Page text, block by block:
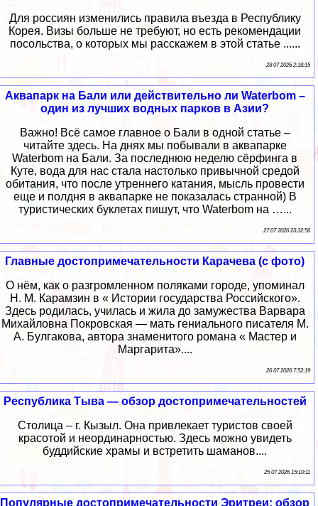
Для россиян изменились правила въезда в Республику
Корея. Визы больше не требуют, но есть рекомендации
посольства, о которых мы расскажем в этой статье ......
28 07 2026 2:18:15
Аквапарк на Бали или действительно ли Waterbom –
один из лучших водных парков в Азии?
Важно! Всё самое главное о Бали в одной статье –
читайте здесь. На днях мы побывали в аквапарке
Waterbom на Бали. За последнюю неделю сёрфинга в
Куте, вода для нас стала настолько привычной средой
обитания, что после утреннего катания, мысль провести
еще и полдня в аквапарке не показалась странной) В
туристических буклетах пишут, что Waterbom на …...
27 07 2026 23:32:56
Главные достопримечательности Карачева (с фото)
О нём, как о разгромленном поляками городе, упоминал
Н. М. Карамзин в « Истории государства Российского».
Здесь родилась, училась и жила до замужества Варвара
Михайловна Покровская — мать гениального писателя М.
А. Булгакова, автора знаменитого романа « Мастер и
Маргарита»....
26 07 2026 7:52:19
Республика Тыва — обзор достопримечательностей
Столица – г. Кызыл. Она привлекает туристов своей
красотой и неординарностью. Здесь можно увидеть
буддийские храмы и встретить шаманов....
25 07 2026 15:10:11
Популярные достопримечательности Эритреи: обзор